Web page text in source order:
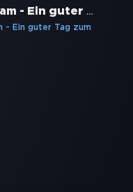
Stirb langsam - Ein guter Tag zum Sterben